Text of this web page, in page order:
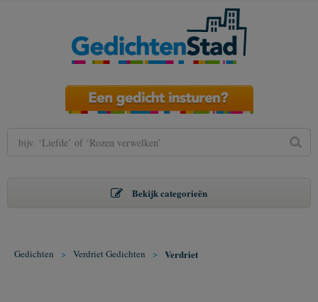
Bekijk categorieën
Gedichten > Verdriet Gedichten > Verdriet